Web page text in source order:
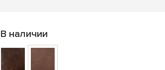
В наличии